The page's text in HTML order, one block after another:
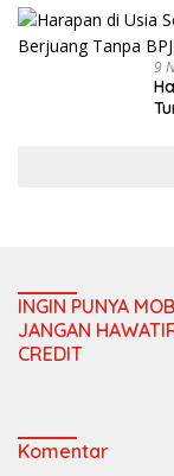
9
INGIN PUNYA
JANGAN
CREDIT
Komentar